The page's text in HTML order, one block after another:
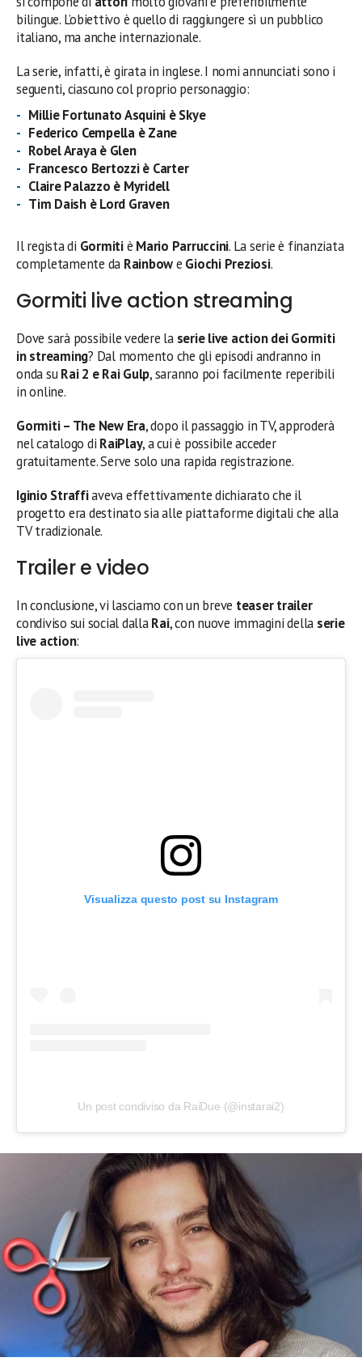
bilingue. L’obiettivo è quello di raggiungere sì un pubblico
italiano, ma anche internazionale.
La serie, infatti, è girata in inglese. I nomi annunciati sono i
seguenti, ciascuno col proprio personaggio:
Millie Fortunato Asquini è Skye
Federico Cempella è Zane
Robel Araya è Glen
Francesco Bertozzi è Carter
Claire Palazzo è Myridell
Tim Daish è Lord Graven
Il regista di Gormitiè Mario Parruccini. La serie è finanziata
completamente da Rainbowe Giochi Preziosi.
Gormiti live action streaming
Dove sarà possibile vedere la serie live action dei Gormiti
in streaming? Dal momento che gli episodi andranno in
onda suRai 2 e Rai Gulp, saranno poi facilmente reperibili
in online.
Gormiti – The New Era, dopo il passaggio in TV, approderà
nel catalogo di RaiPlay, a cui è possibile acceder
gratuitamente. Serve solo una rapida registrazione.
Iginio Straffiaveva effettivamente dichiarato che il
progetto era destinato sia alle piattaforme digitali che alla
TV tradizionale.
Trailer e video
In conclusione, vi lasciamo con un breve teaser trailer
condiviso sui social dallaRai, con nuove immagini della serie
live action:
Visualizza questo post su Instagram
Un post condiviso da RaiDue (@instarai2)